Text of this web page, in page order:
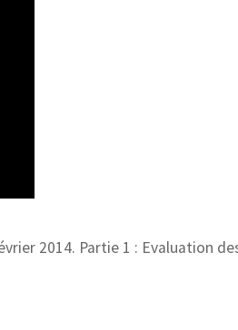
2014. Partie 1 : Evaluation